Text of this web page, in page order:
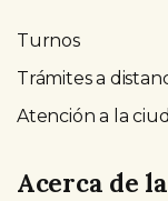
Turnos
Trámites a
Atención a la
Acerca de